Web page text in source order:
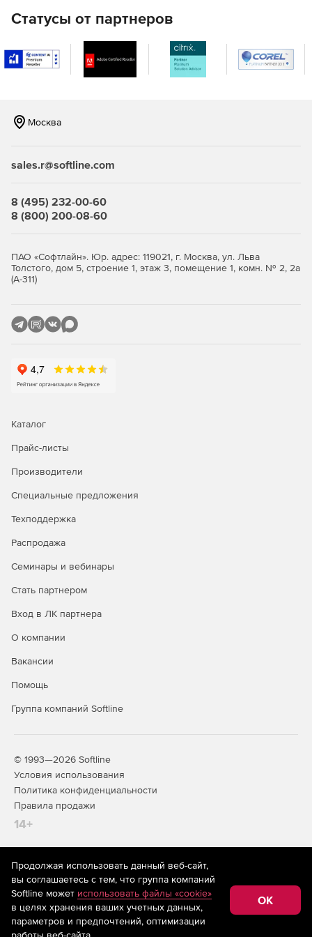
подключиться к системе с любого устройства, где
Обширный арсенал инструментов
электронное или дистанционное, так и очное обучение.
любого этапа процесса обучения.
Статусы от партнеров
Москва
sales.r@softline.com
8 (495) 232-00-60
8 (800) 200-08-60
ПАО «Софтлайн». Юр. адрес: 119021, г. Москва, ул. Льва
Толстого, дом 5, строение 1, этаж 3, помещение 1, комн. № 2, 2а
(А-311)
Каталог
Прайс-листы
Производители
Специальные предложения
Техподдержка
Распродажа
Семинары и вебинары
Стать партнером
Вход в ЛК партнера
О компании
Вакансии
Помощь
Группа компаний Softline
© 1993—2026 Softline
Условия использования
Политика конфиденциальности
Правила продажи
14+
На информационном ресурсе store.softline.ru применяются
рекомендательные технологии(информационные технологии
предоставления информации на основе сбора,
систематизации и анализа сведений, относящихся к
предпочтениям пользователей сети «Интернет»,
находящихся на территории Российской Федерации)
Продолжая использовать данный веб-сайт,
вы соглашаетесь с тем, что группа компаний
Softline может использовать файлы «cookie»
в целях хранения ваших учетных данных,
параметров и предпочтений, оптимизации
OK